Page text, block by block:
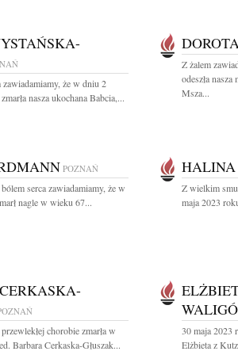
że w dniu 2
nasza ukochana Babcia,...
Z żalem
odeszła
Msza...
POZNAŃ
serca zawiadamiamy, że w
nagle w wieku 67...
Z wielkim
maja 2023
chorobie zmarła w
Barbara Cerkaska-Głuszak...
30 maja 2023
Elżbieta z